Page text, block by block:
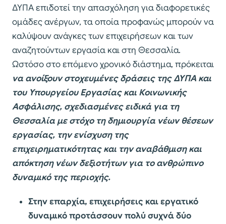
ΔΥΠΑ επιδοτεί την απασχόληση για διαφορετικές
ομάδες ανέργων, τα οποία προφανώς μπορούν να
καλύψουν ανάγκες των επιχειρήσεων και των
αναζητούντων εργασία και στη Θεσσαλία.
Ωστόσο στο επόμενο χρονικό διάστημα, πρόκειται
να ανοίξουν στοχευμένες δράσεις της ΔΥΠΑ και
του Υπουργείου Εργασίας και Κοινωνικής
Ασφάλισης, σχεδιασμένες ειδικά για τη
Θεσσαλία με στόχο τη δημιουργία νέων θέσεων
εργασίας, την ενίσχυση της
επιχειρηματικότητας και την αναβάθμιση και
απόκτηση νέων δεξιοτήτων για το ανθρώπινο
δυναμικό της περιοχής.
Στην επαρχία, επιχειρήσεις και εργατικό
δυναμικό προτάσσουν πολύ συχνά δύο